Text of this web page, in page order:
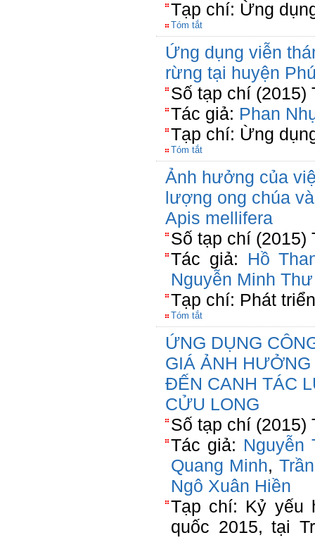
Tạp chí: Ừng
Tóm tắt
Ứng dụng viễn
rừng tại huyện
Số tạp chí (2015)
Tác giả: Phan
Tạp chí: Ừng
Tóm tắt
Ảnh hưởng của
lượng ong chúa
Apis mellifera
Số tạp chí (2015)
Tác giả: Hồ
Nguyễn Minh Thư
Tạp chí: Phát
Tóm tắt
ỨNG DỤNG
GIÁ ẢNH
ĐẾN CANH TÁC
CỬU LONG
Số tạp chí (2015)
Tác giả: Nguyễn
Quang Minh,
Ngô Xuân Hiền
Tạp chí: Kỷ yếu
quốc 2015, tại